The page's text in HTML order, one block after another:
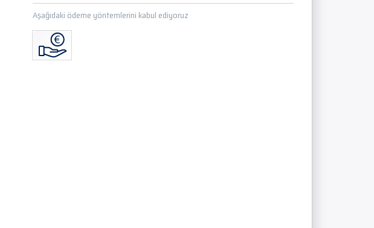
Aşağıdaki ödeme yöntemlerini kabul ediyoruz